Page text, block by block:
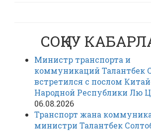
СОҢКУ
Министр транспорта и
коммуникаций Талантбек
встретился с послом
Народной Республики Лю
06.08.2026
Транспорт жана
министри Талантбек